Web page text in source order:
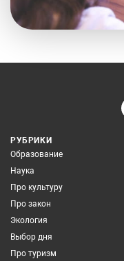
РУБРИКИ
Образование
Наука
Про культуру
Про закон
Экология
Выбор дня
Про туризм